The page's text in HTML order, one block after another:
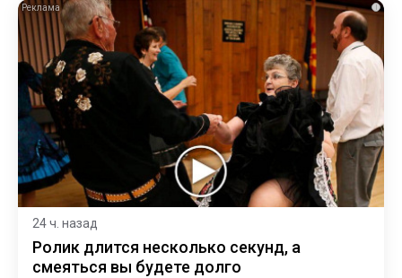
i
24 ч. назад
Ролик длится несколько секунд, а
смеяться вы будете долго